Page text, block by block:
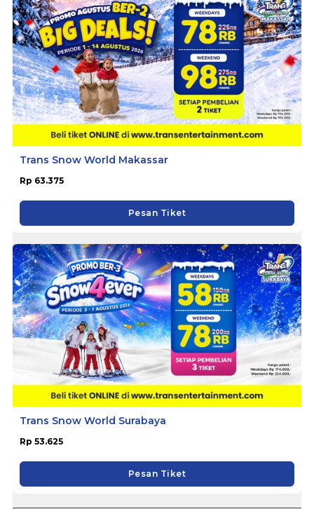
Trans Snow World Makassar
Rp 63.375
Pesan Tiket
Trans Snow World Surabaya
Rp 53.625
Pesan Tiket